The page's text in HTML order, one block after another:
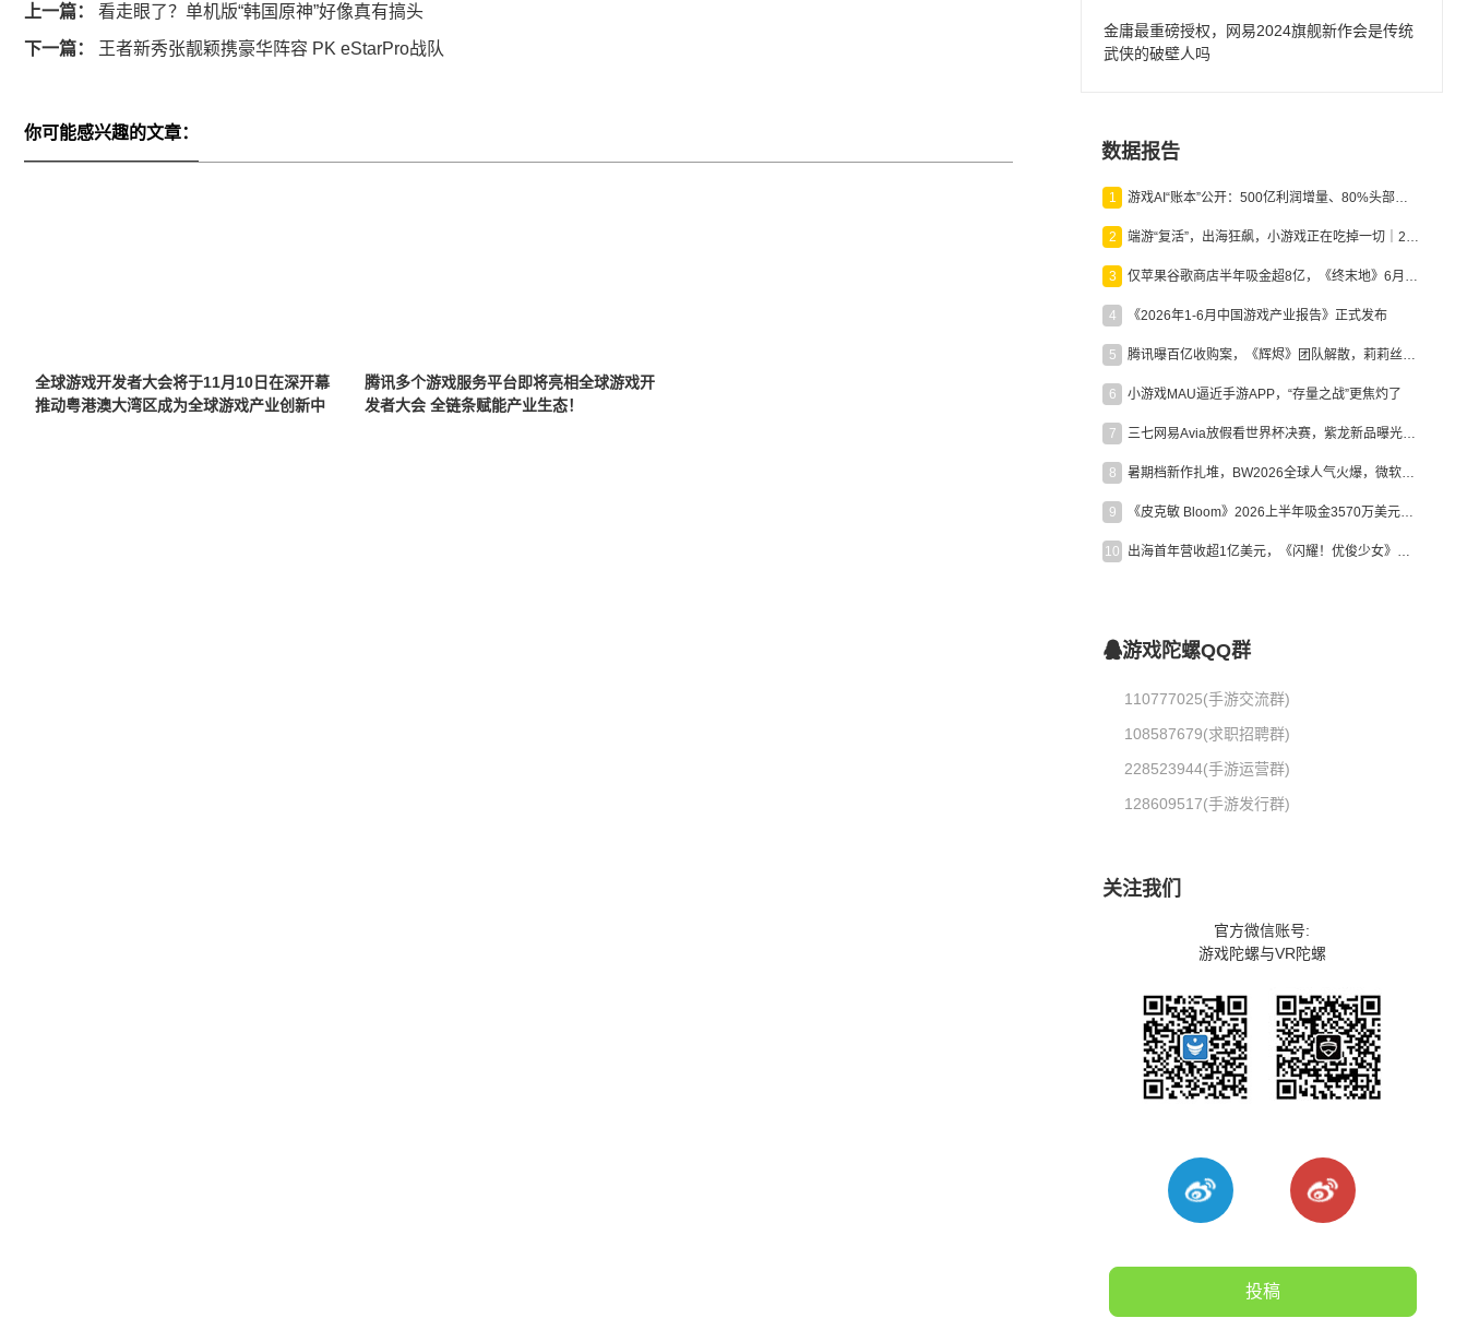
上一篇： 看走眼了？单机版“韩国原神”好像真有搞头
下一篇：
王者新秀张靓颖携豪华阵容 PK eStarPro战队
你可能感兴趣的文章：
全球游戏开发者大会将于11月10日在深开幕
推动粤港澳大湾区成为全球游戏产业创新中
腾讯多个游戏服务平台即将亮相全球游戏开
发者大会 全链条赋能产业生态！
金庸最重磅授权，网易2024旗舰新作会是传统
武侠的破壁人吗
数据报告
1 游戏AI“账本”公开：500亿利润增量、80%头部入局，谁在闷声发财？
2 端游“复活”，出海狂飙，小游戏正在吃掉一切｜2026上半年产业报告
3 仅苹果谷歌商店半年吸金超8亿，《终末地》6月份收入显著回暖
4 《2026年1-6月中国游戏产业报告》正式发布
5 腾讯曝百亿收购案，《辉烬》团队解散，莉莉丝新作曝光｜陀螺周报
6 小游戏MAU逼近手游APP，“存量之战”更焦灼了
7 三七网易Avia放假看世界杯决赛，紫龙新品曝光，米哈游新作上线 | 陀螺周报
8 暑期档新作扎堆，BW2026全球人气火爆，微软XBOX大裁员|陀螺周报
9 《皮克敏 Bloom》2026上半年吸金3570万美元，中国台湾成最大市场
10 出海首年营收超1亿美元，《闪耀！优俊少女》美国市场占比达七成
游戏陀螺QQ群
110777025(手游交流群)
108587679(求职招聘群)
228523944(手游运营群)
128609517(手游发行群)
关注我们
官方微信账号:
游戏陀螺与VR陀螺
投稿